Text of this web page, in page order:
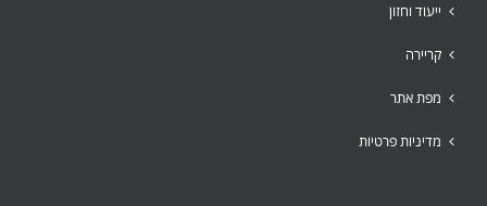
ייעוד וחזון
קריירה
מפת אתר
מדיניות פרטיות